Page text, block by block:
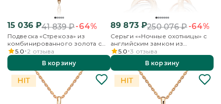
15 036₽41 839₽-64%
Подвеска «Стрекоза» из
комбинированного золота с
фианитами
5.0 2 отзыва
В корзину
89 873₽250 076₽-64%
Серьги ««Ночные охотницы» с
английским замком из
комбинированного золота
5.0 3 отзыва
В корзину